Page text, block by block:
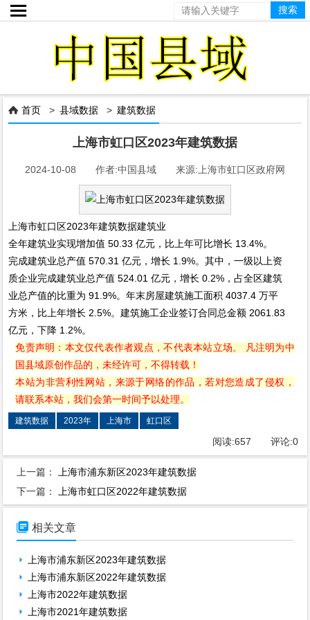

 首页 >县域数据 >建筑数据
上海市虹口区2023年建筑数据
2024-10-08 作者:中国县域 来源:上海市虹口区政府网
上海市虹口区2023年建筑数据建筑业
全年建筑业实现增加值 50.33 亿元，比上年可比增长 13.4%。
完成建筑业总产值 570.31 亿元，增长 1.9%。其中，一级以上资
质企业完成建筑业总产值 524.01 亿元，增长 0.2%，占全区建筑
业总产值的比重为 91.9%。年末房屋建筑施工面积 4037.4 万平
方米，比上年增长 2.5%。建筑施工企业签订合同总金额 2061.83
亿元，下降 1.2%。
免责声明：本文仅代表作者观点，不代表本站立场。 凡注明为中
国县域原创作品的，未经许可，不得转载！
本站为非营利性网站，来源于网络的作品，若对您造成了侵权，
请联系本站，我们会第一时间予以处理。
建筑数据 2023年 上海市 虹口区
阅读:657 评论:0
上一篇：
上海市浦东新区2023年建筑数据
下一篇：
上海市虹口区2022年建筑数据
 相关文章
上海市浦东新区2023年建筑数据
上海市浦东新区2022年建筑数据
上海市2022年建筑数据
上海市2021年建筑数据